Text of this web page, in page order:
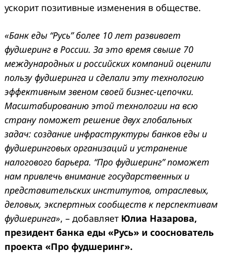
ускорит позитивные изменения в обществе.
«Банк еды “Русьˮ более 10 лет развивает
фудшеринг в России. За это время свыше 70
международных и российских компаний оценили
пользу фудшеринга и сделали эту технологию
эффективным звеном своей бизнес-цепочки.
Масштабированию этой технологии на всю
страну поможет решение двух глобальных
задач: создание инфраструктуры банков еды и
фудшеринговых организаций и устранение
налогового барьера. “Про фудшерингˮ поможет
нам привлечь внимание государственных и
представительских институтов, отраслевых,
деловых, экспертных сообществ к перспективам
фудшеринга», – добавляет Юлиа Назарова,
президент банка еды «Русь» и сооснователь
проекта «Про фудшеринг».